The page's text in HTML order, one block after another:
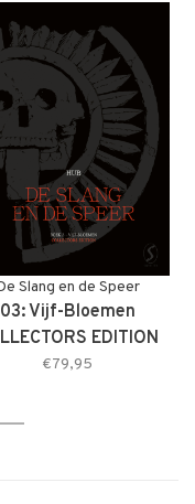
Slang en de Speer
03: Vijf-Bloemen
EDITION
€79,95
4